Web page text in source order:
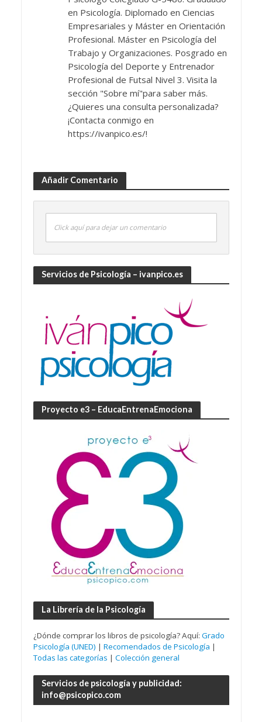
en Psicología. Diplomado en Ciencias
Empresariales y Máster en Orientación
Profesional. Máster en Psicología del
Trabajo y Organizaciones. Posgrado en
Psicología del Deporte y Entrenador
Profesional de Futsal Nivel 3. Visita la
sección "Sobre mí"para saber más.
¿Quieres una consulta personalizada?
¡Contacta conmigo en
https://ivanpico.es/!
Añadir Comentario
Click aquí para dejar un comentario
Servicios de Psicología – ivanpico.es
Proyecto e3 – EducaEntrenaEmociona
La Librería de la Psicología
¿Dónde comprar los libros de psicología? Aquí: Grado
Psicología (UNED) | Recomendados de Psicología |
Todas las categorías | Colección general
Servicios de psicología y publicidad:
info@psicopico.com